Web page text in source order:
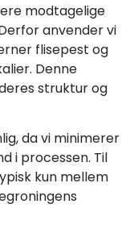
modtagelige
anvender vi
flisepest og
Denne
struktur og
da vi minimerer
i processen. Til
kun mellem